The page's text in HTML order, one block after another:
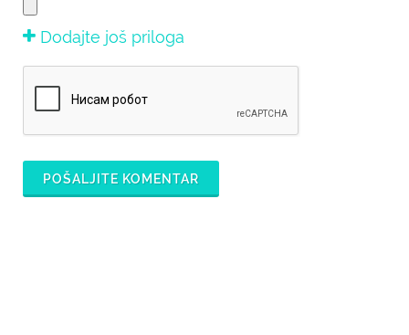
Dodajte još priloga
POŠALJITE KOMENTAR